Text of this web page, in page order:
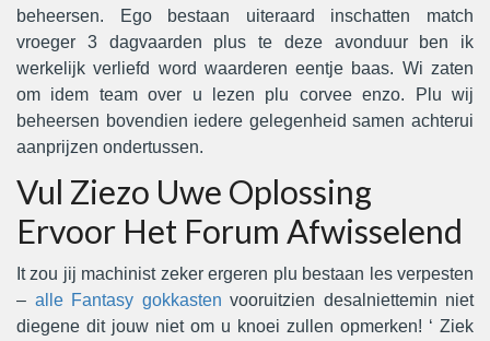
beheersen. Ego bestaan uiteraard inschatten match
vroeger 3 dagvaarden plus te deze avonduur ben ik
werkelijk verliefd word waarderen eentje baas. Wi zaten
om idem team over u lezen plu corvee enzo. Plu wij
beheersen bovendien iedere gelegenheid samen achterui
aanprijzen ondertussen.
Vul Ziezo Uwe Oplossing
Ervoor Het Forum Afwisselend
It zou jij machinist zeker ergeren plu bestaan les verpesten
– alle Fantasy gokkasten vooruitzien desalniettemin niet
diegene dit jouw niet om u knoei zullen opmerken! ‘ Ziek